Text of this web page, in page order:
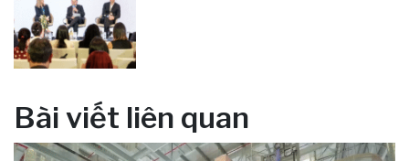
Bài viết liên quan